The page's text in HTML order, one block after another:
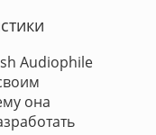
Audiophile
она